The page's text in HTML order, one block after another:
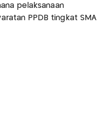
pelaksanaan
PPDB tingkat SMA